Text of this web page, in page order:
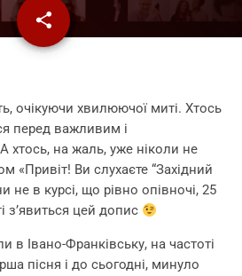
share
email
очікуючи хвилюючої миті. Хтось
перед важливим і
хтось, на жаль, уже ніколи не
«Привіт! Ви слухаєте “Західний
не в курсі, що рівно опівночі, 25
з’явиться цей допис
в Івано-Франківську, на частоті
пісня і до сьогодні, минуло